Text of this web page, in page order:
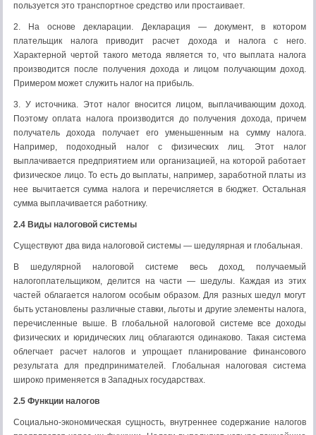
пользуется это транспортное средство или простаивает.
2. На основе декларации. Декларация — документ, в котором
плательщик налога приводит расчет дохода и налога с него.
Характерной чертой такого ме­тода является то, что выплата налога
производится после получения дохода и лицом получающим доход.
Примером может служить налог на прибыль.
3. У источника. Этот налог вносится лицом, выплачивающим доход.
Поэтому оплата налога производится до получения дохода, причем
получатель дохода получает его уменьшенным на сумму налога.
Например, подоходный на­лог с физических лиц. Этот налог
выплачивается предприятием или организа­цией, на которой работает
физическое лицо. То есть до выплаты, например, за­работной платы из
нее вычитается сумма налога и перечисляется в бюджет. Остальная
сумма выплачивается работнику.
2.4 Виды налоговой системы
Существуют два вида налоговой системы — шедyлярная и глобальная.
В шедyлярной налоговой системе весь доход, получаемый
налогоплательщиком, делится на части — шедyлы. Каждая из этих
частей обла­гается налогом особым образом. Для разных шедyл могут
быть установлены различные ставки, льготы и другие элементы налога,
перечисленные выше. В глобальной налоговой системе все доходы
физических и юридических лиц обла­гаются одинаково. Такая система
облегчает расчет налогов и упрощает плани­рование финансового
результата для предпринимателей. Глобальная налоговая система
широко применяется в Западных государствах.
2.5 Функции налогов
Социально-экономическая сущность, внутреннее содержание налогов